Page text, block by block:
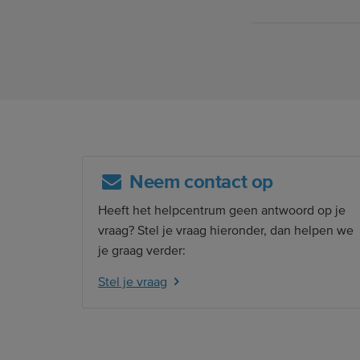
Neem contact op
Heeft het helpcentrum geen antwoord op je
vraag? Stel je vraag hieronder, dan helpen we
je graag verder:
Stel je vraag